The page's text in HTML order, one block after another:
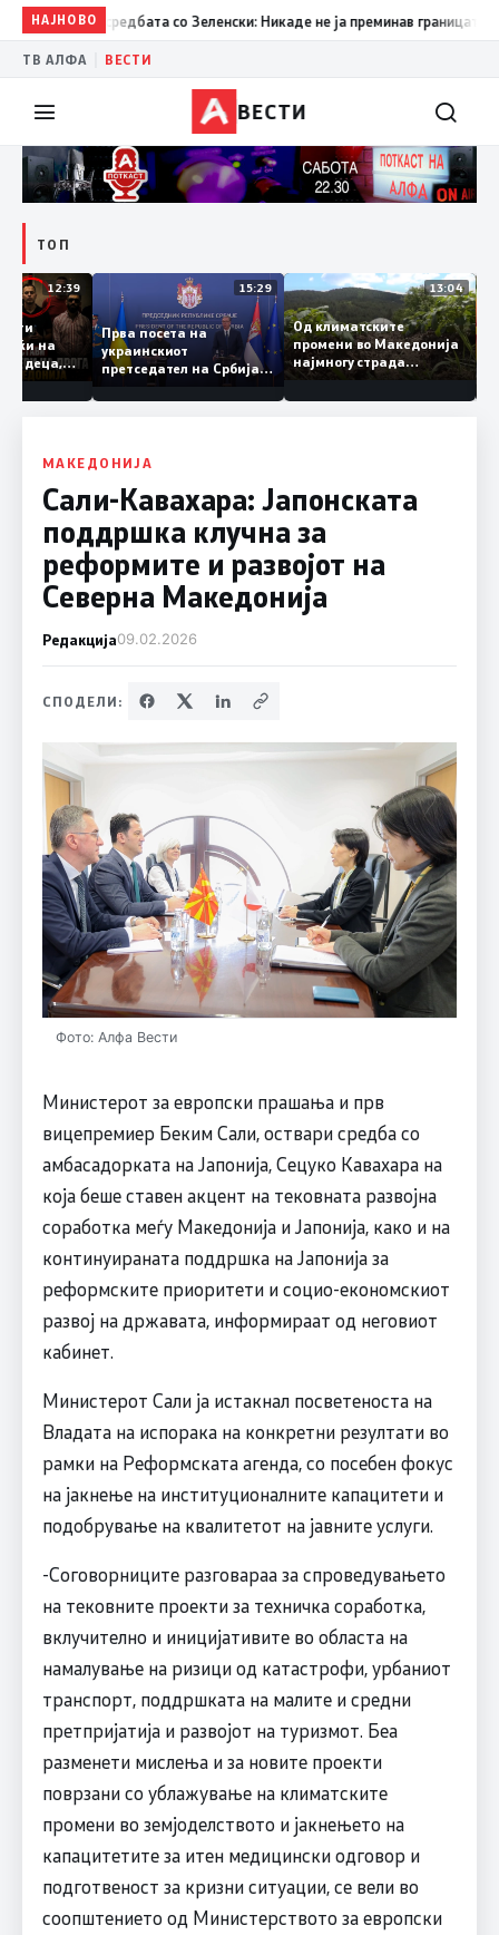
НАЈНОВО
Вучиќ по средбата со Зеленски: Никаде не ја преминав границата,
ТВ АЛФА ВЕСТИ
ВЕСТИ
ТОП
12:39
штити
Играјќи на
се деца,
со кривични
15:29
Прва посета на
украинскиот
претседател на Србија:
Вучиќ му рече на
Зеленски дека не е
13:04
Од климатските
промени во Македонија
најмногу страда
земјоделството
МАКЕДОНИЈА
Сали-Кавахара: Јапонската
поддршка клучна за
реформите и развојот на
Северна Македонија
Редакција09.02.2026
СПОДЕЛИ:
Фото: Алфа Вести
Министерот за европски прашања и прв
вицепремиер Беким Сали, оствари средба со
амбасадорката на Јапонија, Сецуко Кавахара на
која беше ставен акцент на тековната развојна
соработка меѓу Македонија и Јапонија, како и на
континуираната поддршка на Јапонија за
реформските приоритети и социо-економскиот
развој на државата, информираат од неговиот
кабинет.
Министерот Сали ја истакнал посветеноста на
Владата на испорака на конкретни резултати во
рамки на Реформската агенда, со посебен фокус
на јакнење на институционалните капацитети и
подобрување на квалитетот на јавните услуги.
-Соговорниците разговараа за спроведувањето
на тековните проекти за техничка соработка,
вклучително и иницијативите во областа на
намалување на ризици од катастрофи, урбаниот
транспорт, поддршката на малите и средни
претпријатија и развојот на туризмот. Беа
разменети мислења и за новите проекти
поврзани со ублажување на климатските
промени во земјоделството и јакнењето на
капацитетите за итен медицински одговор и
подготвеност за кризни ситуации, се вели во
соопштението од Министерството за европски